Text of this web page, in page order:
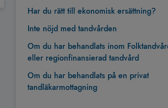
Har du rätt till ekonomisk ersättning?
Inte nöjd med tandvården
Om du har behandlats inom
eller regionfinansierad tandvård
Om du har behandlats på en privat
tandläkarmottagning